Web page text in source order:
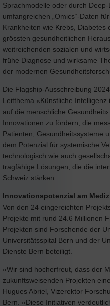
Sprachmodelle oder durch
umfangreichen „Omics“-Daten
Krankheiten wie Krebs, Diabetes
grössten gesundheitlichen
weitreichenden sozialen und
frühe Diagnose und wirksame
der modernen
Die Flagship-Ausschreibung
Leitthema «Künstliche
auf die menschliche
Innovationen zu fördern, die
Patienten, Gesundheitssysteme
dem Potenzial für systemische
technologisch wie auch
tragfähige Lösungen, die die
Schweiz stärken.
Innovationspotenzial am
Von den 24 eingereichten
Projekte mit rund 24.6 Millionen
Projekten sind Forschende der
Universitätsspital Bern und der
Dienste Bern beteiligt.
«Wir sind hocherfreut, dass der
zukunftsweisenden Projekten
Hugues Abriel, Vizerektor
Bern. «Diese Initiativen